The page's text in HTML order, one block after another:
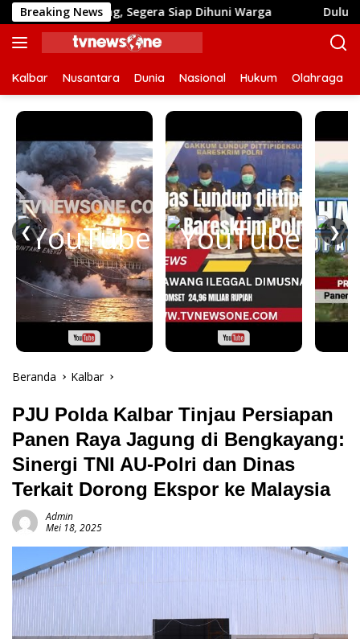
Langsung
ke
konten
Breaking NewsSegera Siap Dihuni Warga Dulu Sulit Air
Kalbar Nusantara Dunia Nasional Hukum Olahraga
❮ ❯
Beranda Kalbar
PJU Polda Kalbar Tinjau Persiapan
Panen Raya Jagung di Bengkayang:
Sinergi TNI AU-Polri dan Dinas
Terkait Dorong Ekspor ke Malaysia
Admin
Mei 18, 2025